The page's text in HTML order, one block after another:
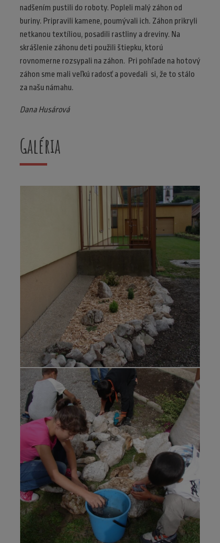
nadšením pustili do roboty. Popleli malý záhon od
buriny. Pripravili kamene, poumývali ich. Záhon prikryli
netkanou textíliou, posadili rastliny a dreviny. Na
skrášlenie záhonu deti použili štiepku, ktorú
rovnomerne rozsypali na záhon. Pri pohľade na hotový
záhon sme mali veľkú radosť a povedali si, že to stálo
za našu námahu.
Dana Husárová
Galéria